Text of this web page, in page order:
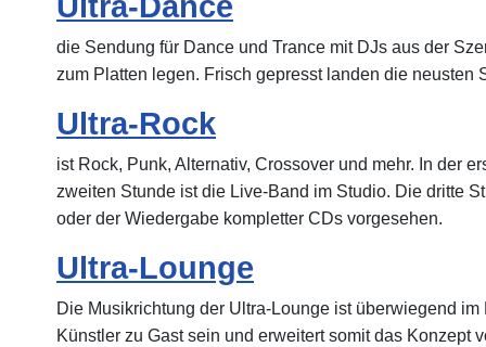
die Sendung für Dance und Trance mit DJs aus der
zum Platten legen. Frisch gepresst landen die neusten
Ultra-Rock
ist Rock, Punk, Alternativ, Crossover und mehr. In der
zweiten Stunde ist die Live-Band im Studio. Die dritte
oder der Wiedergabe kompletter CDs vorgesehen.
Ultra-Lounge
Die Musikrichtung der Ultra-Lounge ist überwiegend
Künstler zu Gast sein und erweitert somit das Konzept